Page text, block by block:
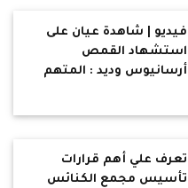
فيديو | شاهدة عيان على
استشهاد القمص
أرسانيوس وديد : المتهم
تعرف علي أهم قرارات
تأسيس مجمع الكنائس